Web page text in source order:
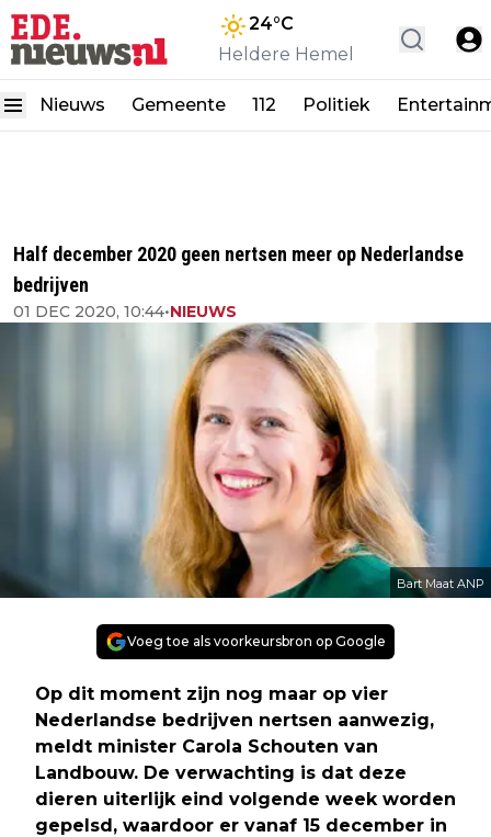
24°C
Heldere Hemel
Nieuws Gemeente 112 Politiek
Half december 2020 geen nertsen meer op Nederlandse
bedrijven
01 DEC 2020, 10:44•NIEUWS
Bart Maat ANP
Voeg toe als voorkeursbron op Google
Op dit moment zijn nog maar op vier
Nederlandse bedrijven nertsen aanwezig,
meldt minister Carola Schouten van
Landbouw. De verwachting is dat deze
dieren uiterlijk eind volgende week worden
gepelsd, waardoor er vanaf 15 december in